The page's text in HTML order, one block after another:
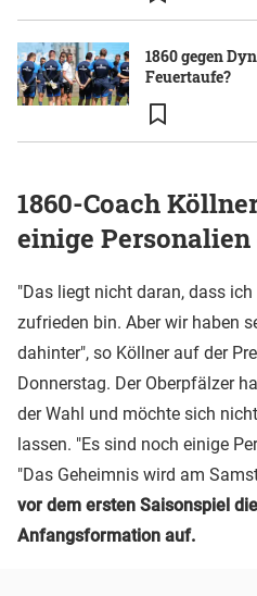
1860 gegen
Feuertaufe?
1860-Coach
einige Personalien
"Das liegt nicht daran, dass
zufrieden bin. Aber wir haben
dahinter", so Köllner auf der
Donnerstag. Der Oberpfälzer
der Wahl und möchte sich
lassen. "Es sind noch einige
"Das Geheimnis wird am
vor dem ersten Saisonspiel
Anfangsformation auf.